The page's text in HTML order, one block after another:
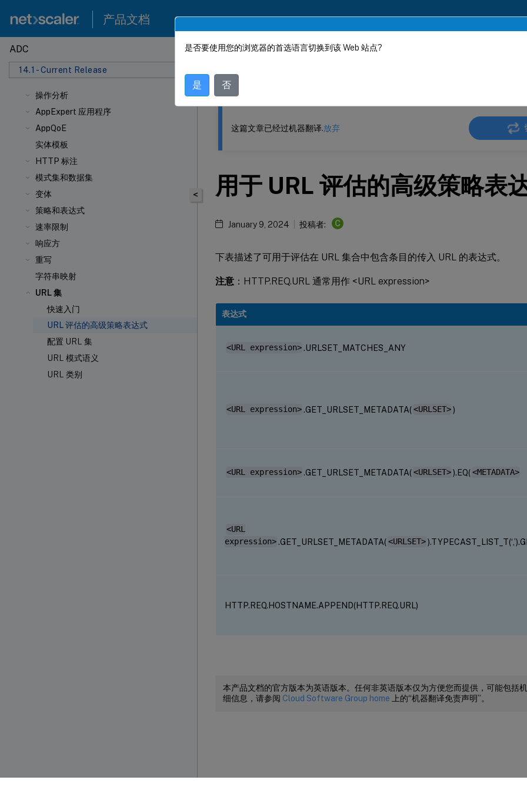
产品文档
ADC
14.1 - Current Release
操作分析
AppExpert 应用程序
AppQoE
实体模板
HTTP 标注
模式集和数据集
变体
策略和表达式
速率限制
响应方
重写
字符串映射
URL 集
快速入门
URL 评估的高级策略表达式
配置 URL 集
URL 模式语义
URL 类别
此内容已经过机器动态翻译。
<
这篇文章已经过机器翻译.放弃
用于 URL 评估的高级策略表
January 9, 2024 投稿者: C
下表描述了可用于评估在 URL 集合中包含条目的传入 URL 的表达式。
注意 ：HTTP.REQ.URL 通常用作 <URL expression>
表达式
<URL expression>.URLSET_MATCHES_ANY
<URL expression>.GET_URLSET_METADATA(<URLSET>)
<URL expression>.GET_URLSET_METADATA(<URLSET>).EQ(<METADATA>
<URL
expression>.GET_URLSET_METADATA(<URLSET>
HTTP.REQ.HOSTNAME.APPEND(HTTP.REQ.URL)
本产品文档的官方版本为英语版本。任何非英语版本仅为方便您而提供，可能包括
细信息，请参阅 Cloud Software Group home 上的“机器翻译免责声明”。
是否要使用您的浏览器的首选语言切换到该 Web 站点?
是 否